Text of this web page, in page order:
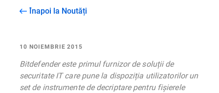
Înapoi la Noutăți
10 NOIEMBRIE 2015
Bitdefender este primul furnizor de soluții de
securitate IT care pune la dispoziția utilizatorilor un
set de instrumente de decriptare pentru fișierele